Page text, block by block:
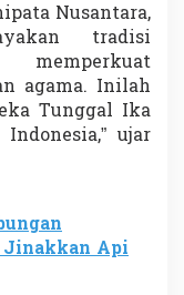
Nusantara,
tradisi
agama. Inilah
Tunggal Ika
ujar
Jinakkan Api